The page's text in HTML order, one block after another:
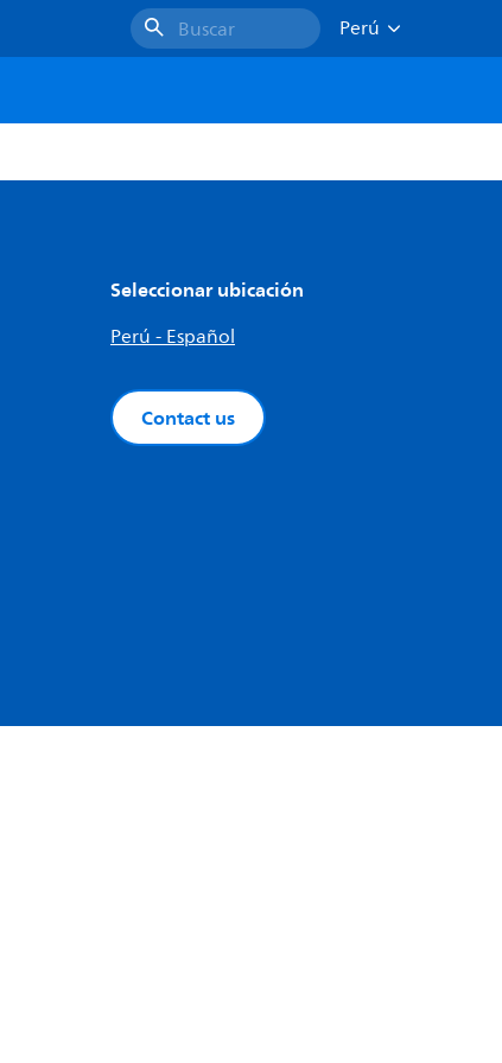
Buscar
Perú
Seleccionar ubicación
Perú - Español
Contact us